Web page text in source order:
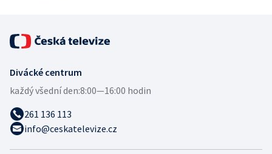
Divácké centrum
každý všední den:8:00—16:00 hodin
261 136 113
info@ceskatelevize.cz